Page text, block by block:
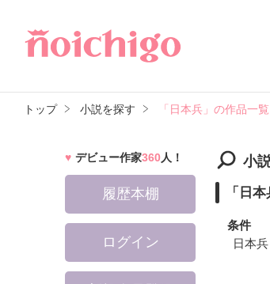
トップ 小説を探す 「日本兵」の作品一
小
「日
条件
日本
デビュー作家360人！
履歴本棚
ログイン